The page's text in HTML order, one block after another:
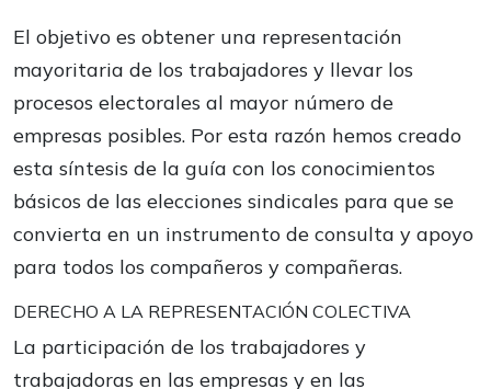
El objetivo es obtener una representación
mayoritaria de los trabajadores y llevar los
procesos electorales al mayor número de
empresas posibles. Por esta razón hemos creado
esta síntesis de la guía con los conocimientos
básicos de las elecciones sindicales para que se
convierta en un instrumento de consulta y apoyo
para todos los compañeros y compañeras.
DERECHO A LA REPRESENTACIÓN COLECTIVA
La participación de los trabajadores y
trabajadoras en las empresas y en las